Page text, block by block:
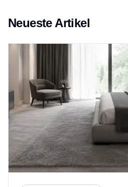
Neueste Artikel